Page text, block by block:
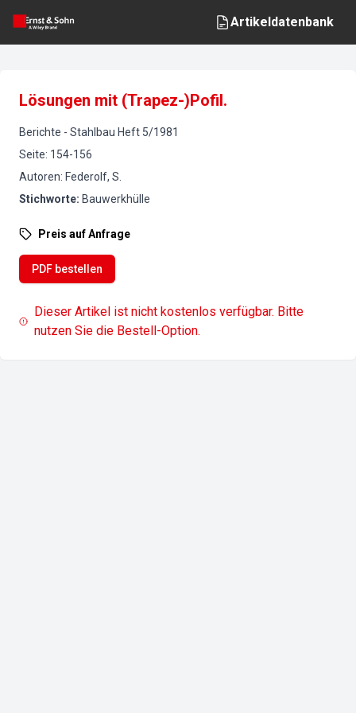
Artikeldatenbank
Lösungen mit (Trapez-)Pofil.
Berichte - Stahlbau Heft 5/1981
Seite: 154-156
Autoren: Federolf, S.
Stichworte: Bauwerkhülle
Preis auf Anfrage
PDF bestellen
Dieser Artikel ist nicht kostenlos verfügbar. Bitte
nutzen Sie die Bestell-Option.